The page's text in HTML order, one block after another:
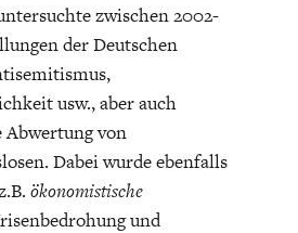
zwischen 2002-
der Deutschen
usw., aber auch
Abwertung von
Dabei wurde ebenfalls
ökonomistische
und